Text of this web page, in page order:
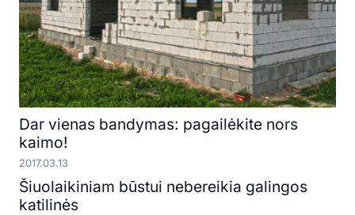
Dar vienas bandymas: pagailėkite nors
kaimo!
2017.03.13
Šiuolaikiniam būstui nebereikia galingos
katilinės